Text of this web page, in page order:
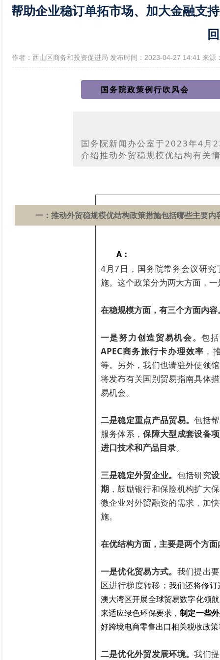
政府信息公开年报
帮助企业稳订单拓市场、加大金融
[作者：西山区商务和投资促进局 发布时间：2023-04-27 14:41 来源
国务院政策例行吹风会
国务院新闻办公室于2023年4月
介绍推动外贸稳规模优结构有
一： 推动外贸稳规模优结构政策措施包括哪些主要内
A：
4月7日，国务院常务会议研
施。这个政策分为两大方面，
在稳规模方面，有三个方面内容
一是努力创造贸易机会。包
APEC商务旅行卡办理效率 ，
等。另外，我们也请驻外使领
将发布有关国别贸易指南具体
易机会。
二是稳定重点产品贸易。包括
服务体系，保障大型成套设备
进口技术和产品目录。
三是稳定外贸企业。 包括研究
期 ，鼓励银行和保险机构扩大
微企业对外贸融资的需求，加
施。
在优结构方面，主要是两个方面
一是优化贸易方式。 我们提出
区进行梯度转移； 我们还将修
澳大湾区开展全球贸易数字化领
来适应绿色环保要求，制定一些
好跨境电商零售出口相关税收政
二是优化外贸发展环境。我们